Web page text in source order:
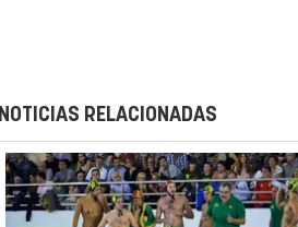
NOTICIAS RELACIONADAS